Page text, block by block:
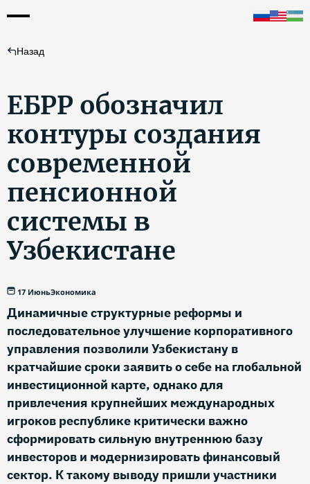
Назад
ЕБРР обозначил
контуры создания
современной
пенсионной
системы в
Узбекистане
17 ИюньЭкономика
Динамичные структурные реформы и
последовательное улучшение корпоративного
управления позволили Узбекистану в
кратчайшие сроки заявить о себе на глобальной
инвестиционной карте, однако для
привлечения крупнейших международных
игроков республике критически важно
сформировать сильную внутреннюю базу
инвесторов и модернизировать финансовый
сектор. К такому выводу пришли участники